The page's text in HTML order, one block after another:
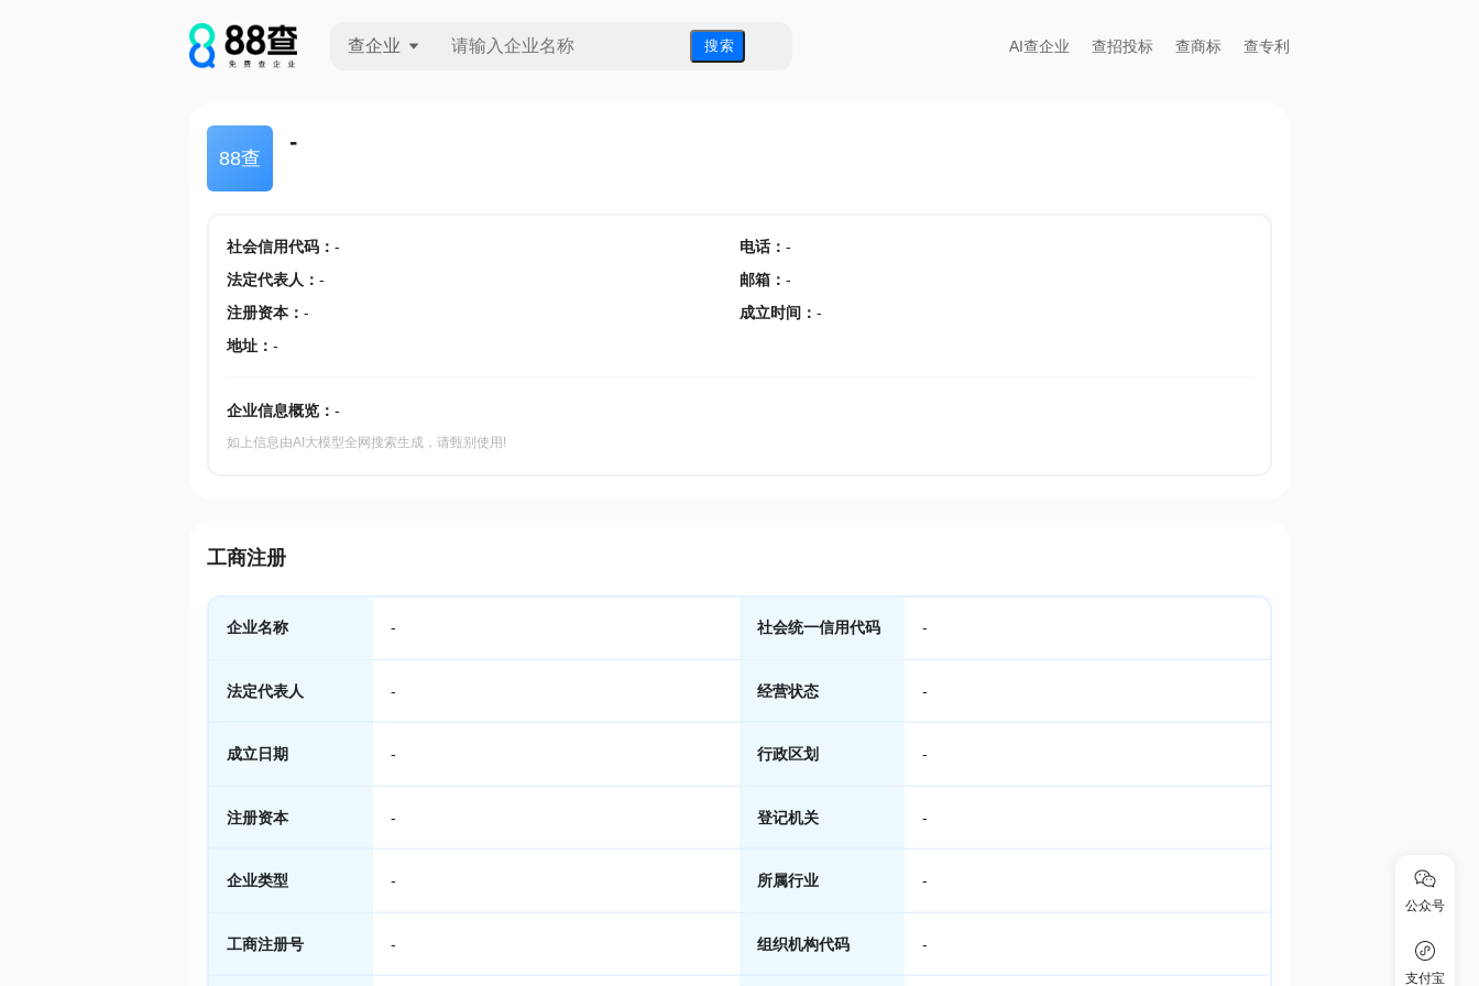
查企业 搜 索 AI查企业 查招投标 查商标 查专利
88查
-
社会信用代码： - 电话： -
法定代表人 ： - 邮箱 ： -
注册资本： - 成立时间 ： -
地址： -
企业信息概览： -
如上信息由AI大模型全网搜索生成，请甄别使用!
工商注册
企业名称 - 社会统一信用代码 -
法定代表人 - 经营状态 -
成立日期 - 行政区划 -
注册资本 - 登记机关 -
企业类型 - 所属行业 -
工商注册号 - 组织机构代码 -
公众号
支付宝